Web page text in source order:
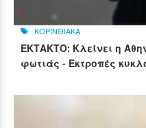
ΚΟΡΙΝΘΙΑΚΑ
ΕΚΤΑΚΤΟ: Κλείνει η
φωτιάς - Εκτροπές